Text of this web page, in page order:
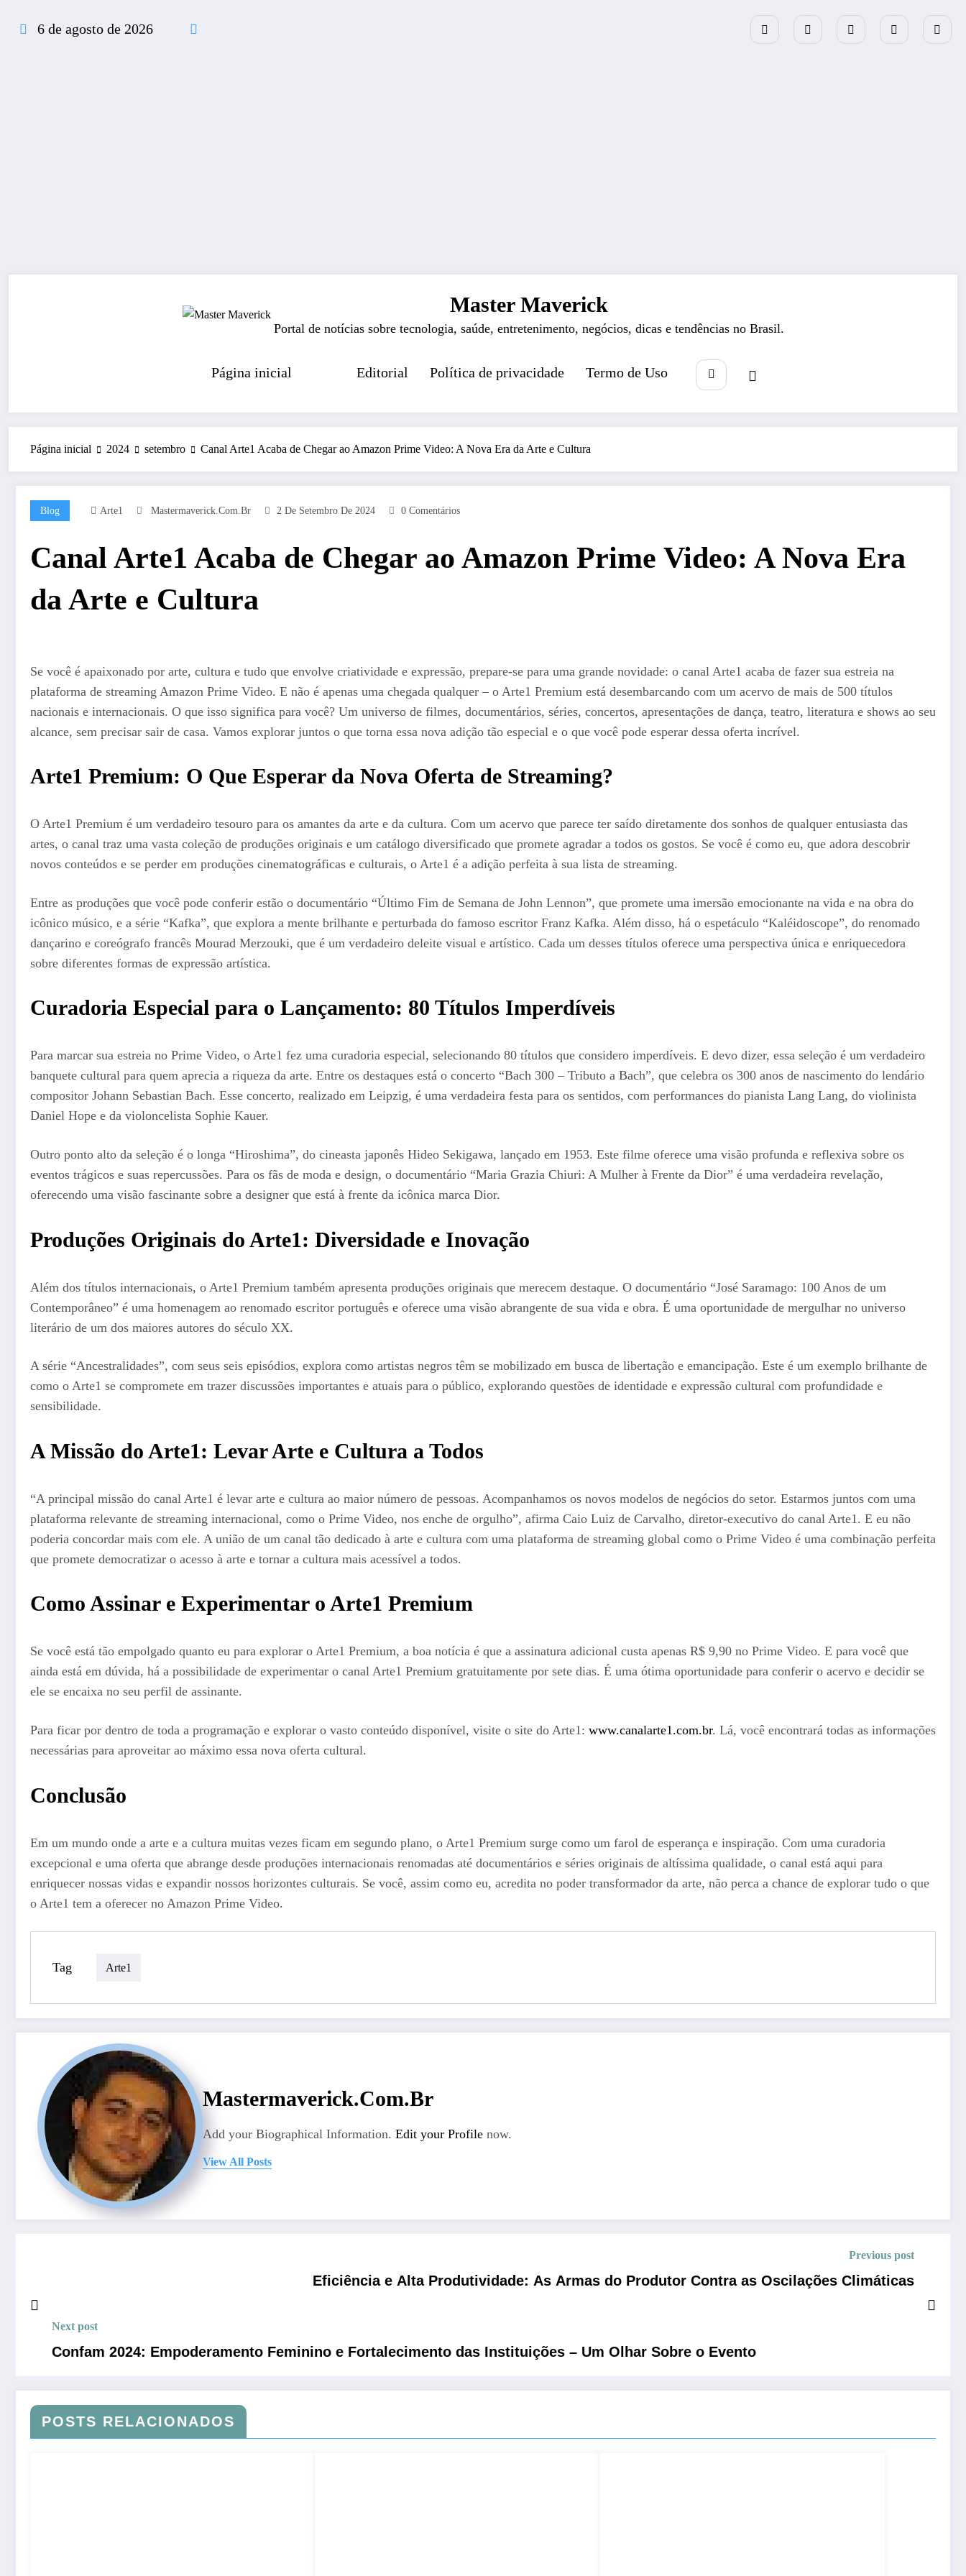
6 de agosto de 2026
Master Maverick
Portal de notícias sobre tecnologia, saúde, entretenimento, negócios, dicas e tendências no Brasil.
Página inicial Editorial Política de privacidade Termo de Uso
Página inicial 2024 setembro Canal Arte1 Acaba de Chegar ao Amazon Prime Video: A Nova Era da Arte e Cultura
Blog Arte1 Mastermaverick.com.br 2 De Setembro De 2024 0 Comentários
Canal Arte1 Acaba de Chegar ao Amazon Prime Video: A Nova Era
da Arte e Cultura
Se você é apaixonado por arte, cultura e tudo que envolve criatividade e expressão, prepare-se para uma grande novidade: o canal Arte1 acaba de fazer sua estreia na
plataforma de streaming Amazon Prime Video. E não é apenas uma chegada qualquer – o Arte1 Premium está desembarcando com um acervo de mais de 500 títulos
nacionais e internacionais. O que isso significa para você? Um universo de filmes, documentários, séries, concertos, apresentações de dança, teatro, literatura e shows ao seu
alcance, sem precisar sair de casa. Vamos explorar juntos o que torna essa nova adição tão especial e o que você pode esperar dessa oferta incrível.
Arte1 Premium: O Que Esperar da Nova Oferta de Streaming?
O Arte1 Premium é um verdadeiro tesouro para os amantes da arte e da cultura. Com um acervo que parece ter saído diretamente dos sonhos de qualquer entusiasta das
artes, o canal traz uma vasta coleção de produções originais e um catálogo diversificado que promete agradar a todos os gostos. Se você é como eu, que adora descobrir
novos conteúdos e se perder em produções cinematográficas e culturais, o Arte1 é a adição perfeita à sua lista de streaming.
Entre as produções que você pode conferir estão o documentário “Último Fim de Semana de John Lennon”, que promete uma imersão emocionante na vida e na obra do
icônico músico, e a série “Kafka”, que explora a mente brilhante e perturbada do famoso escritor Franz Kafka. Além disso, há o espetáculo “Kaléidoscope”, do renomado
dançarino e coreógrafo francês Mourad Merzouki, que é um verdadeiro deleite visual e artístico. Cada um desses títulos oferece uma perspectiva única e enriquecedora
sobre diferentes formas de expressão artística.
Curadoria Especial para o Lançamento: 80 Títulos Imperdíveis
Para marcar sua estreia no Prime Video, o Arte1 fez uma curadoria especial, selecionando 80 títulos que considero imperdíveis. E devo dizer, essa seleção é um verdadeiro
banquete cultural para quem aprecia a riqueza da arte. Entre os destaques está o concerto “Bach 300 – Tributo a Bach”, que celebra os 300 anos de nascimento do lendário
compositor Johann Sebastian Bach. Esse concerto, realizado em Leipzig, é uma verdadeira festa para os sentidos, com performances do pianista Lang Lang, do violinista
Daniel Hope e da violoncelista Sophie Kauer.
Outro ponto alto da seleção é o longa “Hiroshima”, do cineasta japonês Hideo Sekigawa, lançado em 1953. Este filme oferece uma visão profunda e reflexiva sobre os
eventos trágicos e suas repercussões. Para os fãs de moda e design, o documentário “Maria Grazia Chiuri: A Mulher à Frente da Dior” é uma verdadeira revelação,
oferecendo uma visão fascinante sobre a designer que está à frente da icônica marca Dior.
Produções Originais do Arte1: Diversidade e Inovação
Além dos títulos internacionais, o Arte1 Premium também apresenta produções originais que merecem destaque. O documentário “José Saramago: 100 Anos de um
Contemporâneo” é uma homenagem ao renomado escritor português e oferece uma visão abrangente de sua vida e obra. É uma oportunidade de mergulhar no universo
literário de um dos maiores autores do século XX.
A série “Ancestralidades”, com seus seis episódios, explora como artistas negros têm se mobilizado em busca de libertação e emancipação. Este é um exemplo brilhante de
como o Arte1 se compromete em trazer discussões importantes e atuais para o público, explorando questões de identidade e expressão cultural com profundidade e
sensibilidade.
A Missão do Arte1: Levar Arte e Cultura a Todos
“A principal missão do canal Arte1 é levar arte e cultura ao maior número de pessoas. Acompanhamos os novos modelos de negócios do setor. Estarmos juntos com uma
plataforma relevante de streaming internacional, como o Prime Video, nos enche de orgulho”, afirma Caio Luiz de Carvalho, diretor-executivo do canal Arte1. E eu não
poderia concordar mais com ele. A união de um canal tão dedicado à arte e cultura com uma plataforma de streaming global como o Prime Video é uma combinação perfeita
que promete democratizar o acesso à arte e tornar a cultura mais acessível a todos.
Como Assinar e Experimentar o Arte1 Premium
Se você está tão empolgado quanto eu para explorar o Arte1 Premium, a boa notícia é que a assinatura adicional custa apenas R$ 9,90 no Prime Video. E para você que
ainda está em dúvida, há a possibilidade de experimentar o canal Arte1 Premium gratuitamente por sete dias. É uma ótima oportunidade para conferir o acervo e decidir se
ele se encaixa no seu perfil de assinante.
Para ficar por dentro de toda a programação e explorar o vasto conteúdo disponível, visite o site do Arte1: www.canalarte1.com.br. Lá, você encontrará todas as informações
necessárias para aproveitar ao máximo essa nova oferta cultural.
Conclusão
Em um mundo onde a arte e a cultura muitas vezes ficam em segundo plano, o Arte1 Premium surge como um farol de esperança e inspiração. Com uma curadoria
excepcional e uma oferta que abrange desde produções internacionais renomadas até documentários e séries originais de altíssima qualidade, o canal está aqui para
enriquecer nossas vidas e expandir nossos horizontes culturais. Se você, assim como eu, acredita no poder transformador da arte, não perca a chance de explorar tudo o que
o Arte1 tem a oferecer no Amazon Prime Video.
Tag Arte1
Mastermaverick.com.br
Add your Biographical Information. Edit your Profile now.
View All Posts
Previous post
Eficiência e Alta Produtividade: As Armas do Produtor Contra as Oscilações Climáticas
Next post
Confam 2024: Empoderamento Feminino e Fortalecimento das Instituições – Um Olhar Sobre o Evento
POSTS RELACIONADOS